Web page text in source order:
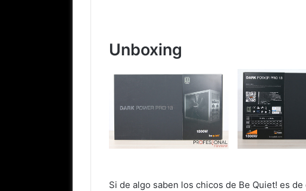
Unboxing
Si de algo saben los chicos de Be Quiet! es